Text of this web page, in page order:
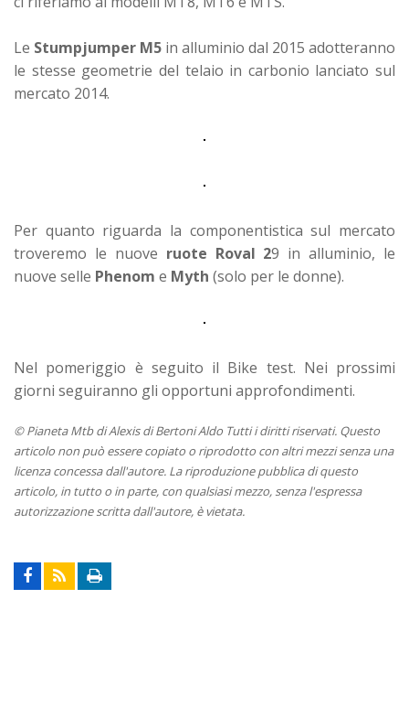
Le Stumpjumper M5 in alluminio dal 2015 adotteranno
le stesse geometrie del telaio in carbonio lanciato sul
mercato 2014.
Per quanto riguarda la componentistica sul mercato
troveremo le nuove ruote Roval 29 in alluminio, le
nuove selle Phenom e Myth (solo per le donne).
Nel pomeriggio è seguito il Bike test. Nei prossimi
giorni seguiranno gli opportuni approfondimenti.
© Pianeta Mtb di Alexis di Bertoni Aldo Tutti i diritti riservati. Questo
articolo non può essere copiato o riprodotto con altri mezzi senza una
licenza concessa dall'autore. La riproduzione pubblica di questo
articolo, in tutto o in parte, con qualsiasi mezzo, senza l'espressa
autorizzazione scritta dall'autore, è vietata.